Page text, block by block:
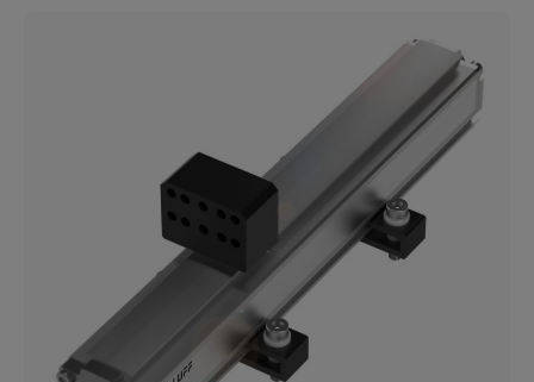
AnalogSpannung 0…10 V Analogvoltage 10…0 VMessbereich -
102 mmAuflösung - ≤ 0.1 mVLinearitätsabweichung max. - ±100
µmWiederholgenauigkeit - ≤ 0.1 mVBetriebsspannung Ub - 20-
28 VDCUmgebungstemperatur - -40-85 °CSchutzart -
IP67Zulassung/Konformität - CEcULusEACWEEE 🛒 Jetzt
bestellen und Ihre Sensorik auf das nächste Level bringen!